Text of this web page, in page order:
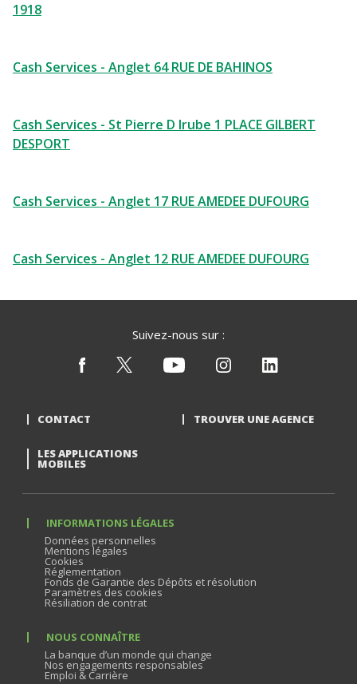
1918
Cash Services - Anglet 64 RUE DE BAHINOS
Cash Services - St Pierre D Irube 1 PLACE GILBERT
DESPORT
Cash Services - Anglet 17 RUE AMEDEE DUFOURG
Cash Services - Anglet 12 RUE AMEDEE DUFOURG
Suivez-nous sur :
CONTACT TROUVER UNE AGENCE
LES APPLICATIONS
MOBILES
INFORMATIONS LÉGALES
Données personnelles
Mentions légales
Cookies
Réglementation
Fonds de Garantie des Dépôts et résolution
Paramètres des cookies
Résiliation de contrat
NOUS CONNAÎTRE
La banque d’un monde qui change
Nos engagements responsables
Emploi & Carrière